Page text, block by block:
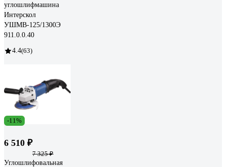
углошлифмашина
Интерскол
УШМВ-125/1300Э
911.0.0.40
4.4(63)
-11%
6 510 ₽
7 325 ₽
Углошлифовальная